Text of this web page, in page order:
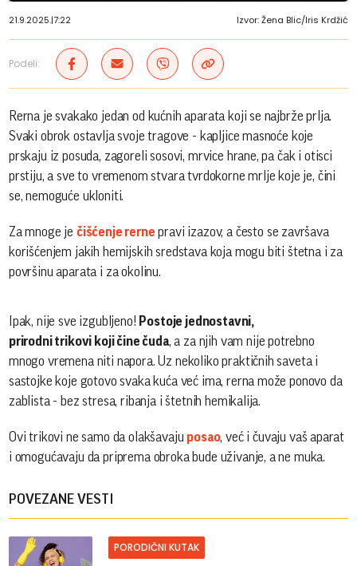
21.9.2025.|7:22 Izvor: Žena Blic/Iris Krdžić
Podeli:
Rerna je svakako jedan od kućnih aparata koji se najbrže prlja.
Svaki obrok ostavlja svoje tragove - kapljice masnoće koje
prskaju iz posuda, zagoreli sosovi, mrvice hrane, pa čak i otisci
prstiju, a sve to vremenom stvara tvrdokorne mrlje koje je, čini
se, nemoguće ukloniti.
Za mnoge je čišćenje rerne pravi izazov, a često se završava
korišćenjem jakih hemijskih sredstava koja mogu biti štetna i za
površinu aparata i za okolinu.
Ipak, nije sve izgubljeno! Postoje jednostavni,
prirodni trikovi koji čine čuda, a za njih vam nije potrebno
mnogo vremena niti napora. Uz nekoliko praktičnih saveta i
sastojke koje gotovo svaka kuća već ima, rerna može ponovo da
zablista - bez stresa, ribanja i štetnih hemikalija.
Ovi trikovi ne samo da olakšavaju posao, već i čuvaju vaš aparat
i omogućavaju da priprema obroka bude uživanje, a ne muka.
POVEZANE VESTI
PORODIČNI KUTAK